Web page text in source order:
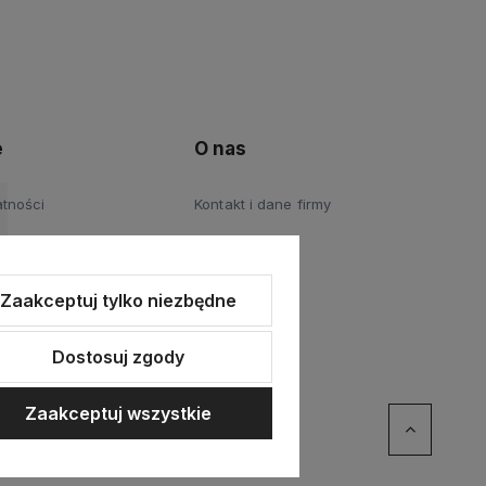
O nas
Kontakt i dane firmy
Zaakceptuj tylko niezbędne
Dostosuj zgody
Zaakceptuj wszystkie